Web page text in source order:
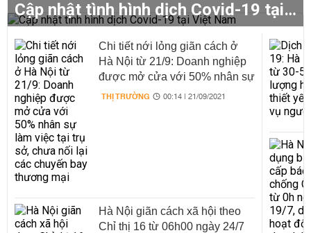
Cập nhật tình hình dịch Covid-19 tại Việt Nam
Chi tiết nới lỏng giãn cách ở
Hà Nội từ 21/9: Doanh nghiệp
được mở cửa với 50% nhân sự
làm việc tại trụ sở, chưa nối lại
THỊ TRƯỜNG 00:14 | 21/09/2021
Hà Nội giãn cách xã hội theo
Chỉ thị 16 từ 06h00 ngày 24/7